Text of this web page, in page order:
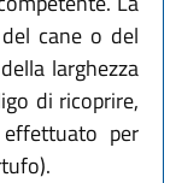
cane o del
larghezza
di ricoprire,
per